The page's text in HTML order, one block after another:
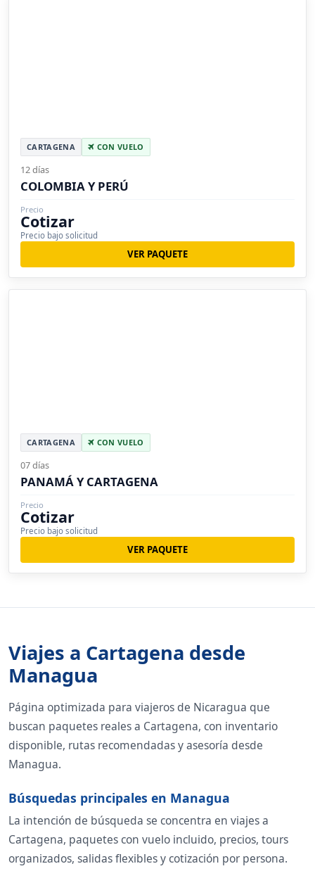
CARTAGENA CON VUELO
12 días
COLOMBIA Y PERÚ
Precio
Cotizar
Precio bajo solicitud
VER PAQUETE
CARTAGENA CON VUELO
07 días
PANAMÁ Y CARTAGENA
Precio
Cotizar
Precio bajo solicitud
VER PAQUETE
Viajes a Cartagena desde
Managua
Página optimizada para viajeros de Nicaragua que
buscan paquetes reales a Cartagena, con inventario
disponible, rutas recomendadas y asesoría desde
Managua.
Búsquedas principales en Managua
La intención de búsqueda se concentra en viajes a
Cartagena, paquetes con vuelo incluido, precios, tours
organizados, salidas flexibles y cotización por persona.